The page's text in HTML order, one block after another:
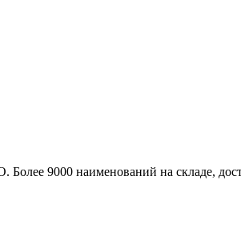
9000 наименований на складе,